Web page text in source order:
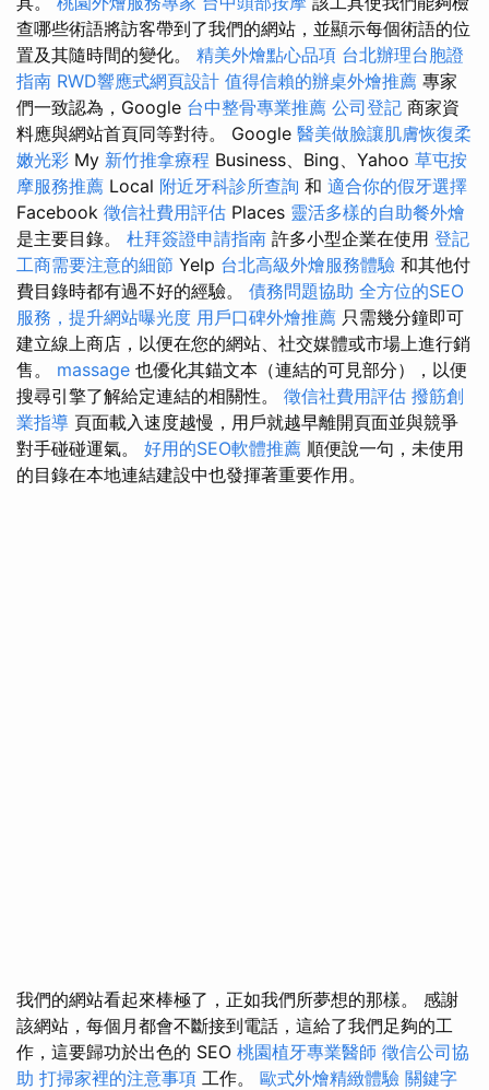
查哪些術語將訪客帶到了我們的網站，並顯示每個術語的位
置及其隨時間的變化。 精美外燴點心品項 台北辦理台胞證
指南 RWD響應式網頁設計 值得信賴的辦桌外燴推薦 專家
們一致認為，Google 台中整骨專業推薦 公司登記 商家資
料應與網站首頁同等對待。 Google 醫美做臉讓肌膚恢復柔
嫩光彩 My 新竹推拿療程 Business、Bing、Yahoo 草屯按
摩服務推薦 Local 附近牙科診所查詢 和 適合你的假牙選擇
Facebook 徵信社費用評估 Places 靈活多樣的自助餐外燴
是主要目錄。 杜拜簽證申請指南 許多小型企業在使用 登記
工商需要注意的細節 Yelp 台北高級外燴服務體驗 和其他付
費目錄時都有過不好的經驗。 債務問題協助 全方位的SEO
服務，提升網站曝光度 用戶口碑外燴推薦 只需幾分鐘即可
建立線上商店，以便在您的網站、社交媒體或市場上進行銷
售。 massage 也優化其錨文本（連結的可見部分），以便
搜尋引擎了解給定連結的相關性。 徵信社費用評估 撥筋創
業指導 頁面載入速度越慢，用戶就越早離開頁面並與競爭
對手碰碰運氣。 好用的SEO軟體推薦 順便說一句，未使用
的目錄在本地連結建設中也發揮著重要作用。
我們的網站看起來棒極了，正如我們所夢想的那樣。 感謝
該網站，每個月都會不斷接到電話，這給了我們足夠的工
作，這要歸功於出色的 SEO 桃園植牙專業醫師 徵信公司協
助 打掃家裡的注意事項 工作。 歐式外燴精緻體驗 關鍵字